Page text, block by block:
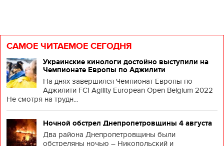
САМОЕ ЧИТАЕМОЕ СЕГОДНЯ
Украинские кинологи достойно выступили на
Чемпионате Европы по Аджилити
На днях завершился Чемпионат Европы по
Аджилити FCI Agility European Open Belgium 2022
Не смотря на трудн...
Ночной обстрел Днепропетровщины 4 августа
Два района Днепропетровщины были
обстреляны ночью – Никопольский и